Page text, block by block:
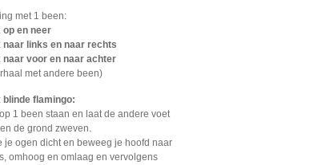
met 1 been:
op en neer
naar links en naar rechts
naar voor en naar achter
met andere been)
blinde flamingo:
1 been staan en laat de andere voet
de grond zweven.
je ogen dicht en beweeg je hoofd naar
omhoog en omlaag en vervolgens